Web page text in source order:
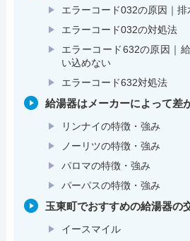
エラーコード032の原因｜
エラーコード032の対処法
エラーコード632の原因｜
い込めない
エラーコード632対処法
給湯器はメーカーによって差
リンナイの特徴・強み
ノーリツの特徴・強み
パロマの特徴・強み
パーパスの特徴・強み
玉東町でおすすめの給湯器の
イースマイル